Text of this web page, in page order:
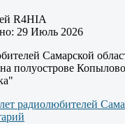
R4HIA
29 Июль 2026
Самарской
на полуострове
радиолюбителей